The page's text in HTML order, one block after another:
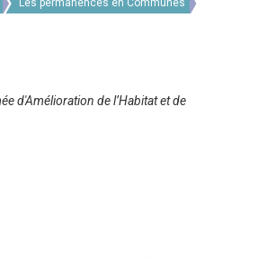
Les permanences en Communes
d'Amélioration de l’Habitat et de